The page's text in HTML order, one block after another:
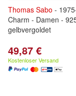
Thomas Sabo -
Charm - Damen -
gelbvergoldet
49,87 €
Kostenloser Versand